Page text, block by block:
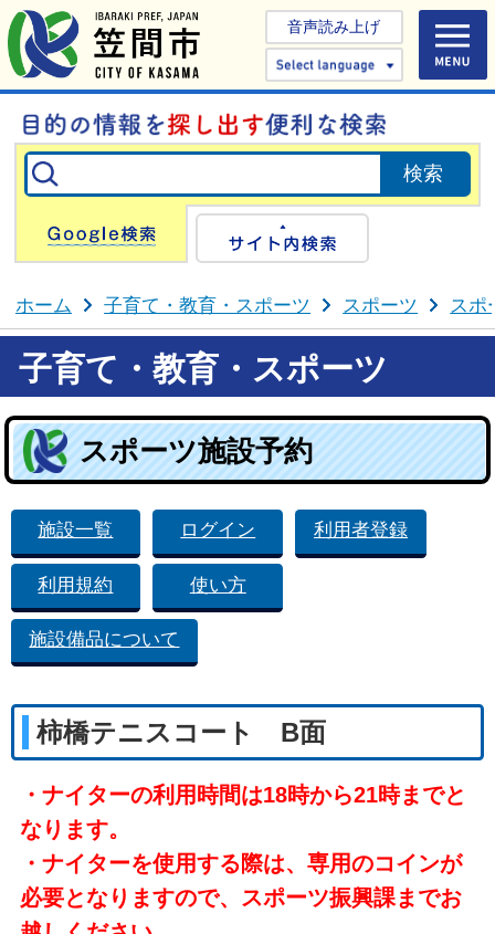
音声読み上げ
Select
Google検索
ホーム 子育て・教育・スポーツ スポーツ スポ
子育て・教育・スポーツ
スポーツ施設予約
施設一覧 ログイン 利用者登録
利用規約 使い方
施設備品について
柿橋テニスコート B面
・ナイターの利用時間は18時から21時までと
なります。
・ナイターを使用する際は、専用のコインが
必要となりますので、スポーツ振興課までお